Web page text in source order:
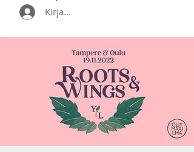
Kirjaudu